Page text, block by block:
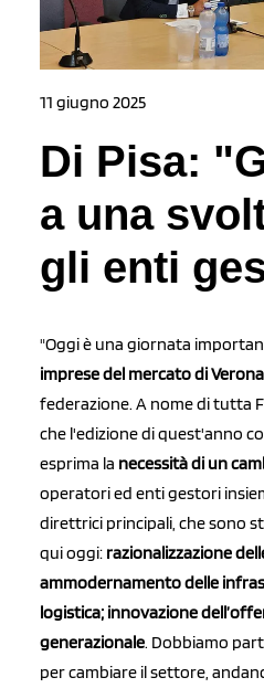
11 giugno 2025
Di Pisa:
a una
gli enti
"Oggi è una giornata
imprese del mercato di Verona
federazione. A nome di tutta
che l'edizione di quest'anno
esprima la necessità di un
operatori ed enti gestori
direttrici principali, che sono
qui oggi: razionalizzazione
ammodernamento delle
logistica; innovazione
generazionale. Dobbiamo
per cambiare il settore,